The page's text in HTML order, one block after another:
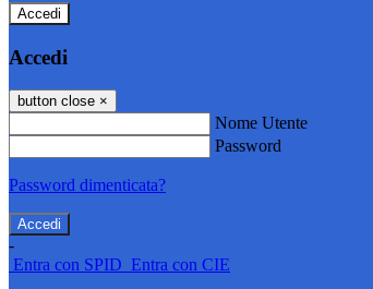
Accedi
Accedi
button close ×
Nome Utente
Password
Password dimenticata?
-
Entra con SPID Entra con CIE